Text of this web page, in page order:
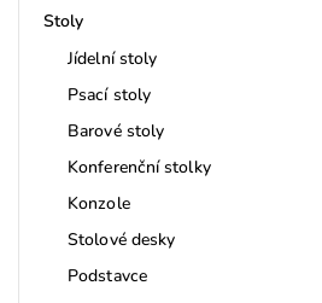
Stoly
Jídelní stoly
Psací stoly
Barové stoly
Konferenční stolky
Konzole
Stolové desky
Podstavce